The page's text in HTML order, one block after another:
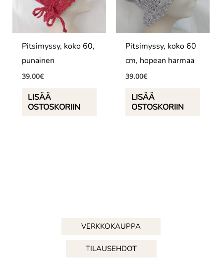
Pitsimyssy, koko 60,
punainen
39.00€
LISÄÄ
OSTOSKORIIN
Pitsimyssy, koko 60
cm, hopean harmaa
39.00€
LISÄÄ
OSTOSKORIIN
VERKKOKAUPPA
TILAUSEHDOT